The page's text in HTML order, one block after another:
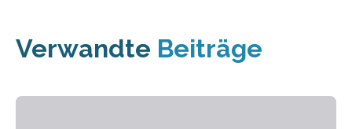
Verwandte Beiträge